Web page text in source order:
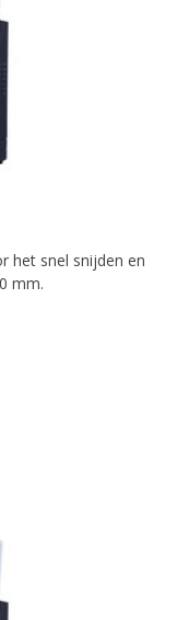
het snel snijden en
mm.